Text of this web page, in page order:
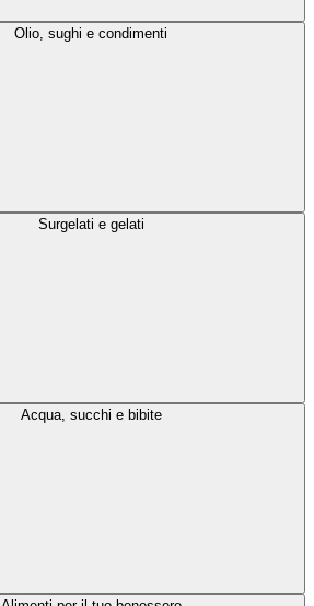
Olio, sughi e condimenti
Surgelati e gelati
Acqua, succhi e bibite